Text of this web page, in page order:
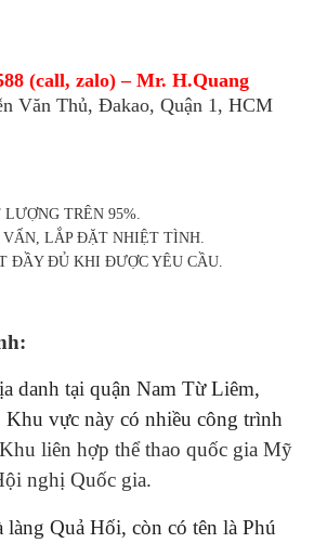
(call, zalo) – Mr. H.Quang
Văn Thủ, Đakao, Quận 1, HCM
TRÊN 95%.
LẮP ĐẶT NHIỆT TÌNH.
ĐẦY ĐỦ KHI ĐƯỢC YÊU CẦU.
danh tại quận Nam Từ Liêm,
vực này có nhiều công trình
Khu liên hợp thể thao quốc gia Mỹ
nghị Quốc gia.
Quả Hối, còn có tên là Phú